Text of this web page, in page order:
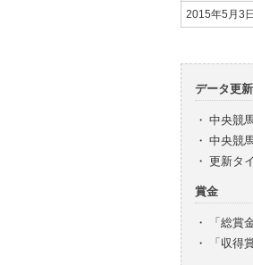
2015年5月3日
データ更新
・ 中央競
・ 中央競
・ 更新タ
賞金
・
「総賞
・
「収得